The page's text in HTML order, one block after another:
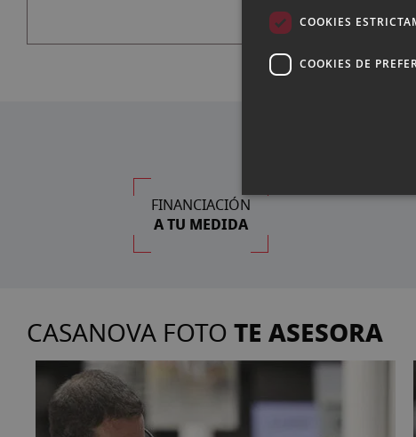
FINANCIACIÓN
A TU MEDIDA
CASANOVA FOTO TE ASESORA
COOKIES
COOKIES DE